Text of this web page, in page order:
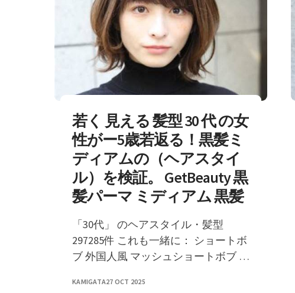
若く 見える 髪型 30 代 の女
性がー5歳若返る！黒髪ミ
ディアムの（ヘアスタイ
ル）を検証。 GetBeauty 黒
髪パーマ ミディアム 黒髪
「30代」 のヘアスタイル・髪型
297285件 これも一緒に： ショートボ
ブ 外国人風 マッシュショートボブ エ
人気�
KAMIGATA27 OCT 2025